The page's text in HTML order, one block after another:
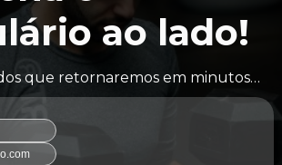
ao lado!
que retornaremos em minutos…